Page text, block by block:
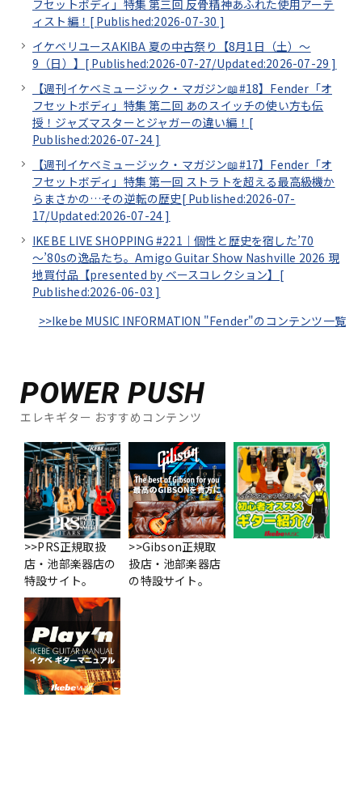
フセットボディ」特集 第三回 反骨精神あふれた使用アーテ
ィスト編！[ Published:2026-07-30 ]
イケベリユースAKIBA 夏の中古祭り【8月1日（土）～
9（日）】[ Published:2026-07-27/Updated:2026-07-29 ]
【週刊イケベミュージック・マガジン📖#18】Fender「オ
フセットボディ」特集 第二回 あのスイッチの使い方も伝
授！ジャズマスターとジャガーの違い編！[
Published:2026-07-24 ]
【週刊イケベミュージック・マガジン📖#17】Fender「オ
フセットボディ」特集 第一回 ストラトを超える最高級機か
らまさかの…その逆転の歴史[ Published:2026-07-
17/Updated:2026-07-24 ]
IKEBE LIVE SHOPPING #221｜個性と歴史を宿した’70
～’80sの逸品たち。Amigo Guitar Show Nashville 2026 現
地買付品【presented by ベースコレクション】[
Published:2026-06-03 ]
>>Ikebe MUSIC INFORMATION "Fender"のコンテンツ一覧
POWER PUSH
エレキギター おすすめコンテンツ
>>PRS正規取扱
店・池部楽器店の
特設サイト。
>>Gibson正規取
扱店・池部楽器店
の特設サイト。